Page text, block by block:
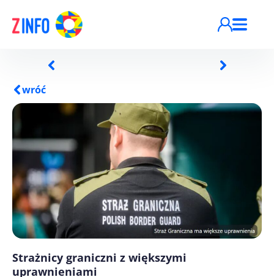
wróć
Strażnicy graniczni z większymi
uprawnieniami